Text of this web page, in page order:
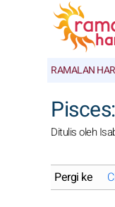
RAMALAN
Ditulis oleh
Pergi ke